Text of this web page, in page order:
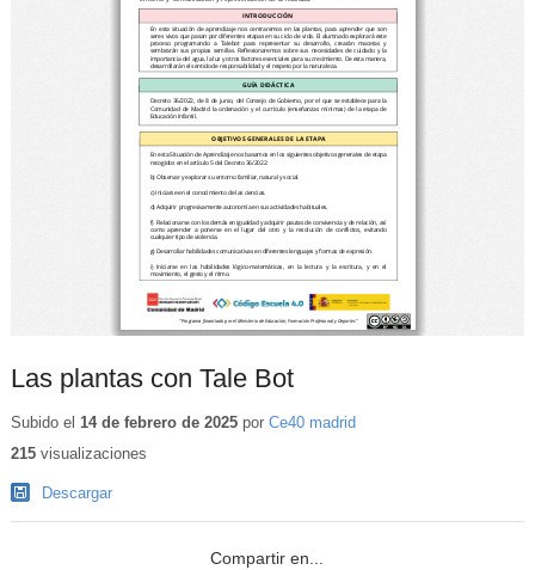
Las plantas con Tale Bot
Subido el 14 de febrero de 2025por Ce40 madrid
215visualizaciones
Descargar